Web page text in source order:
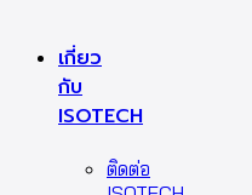
เกี่ยว
กับ
ISOTECH
ติดต่อ